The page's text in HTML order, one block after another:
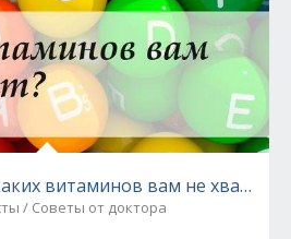
витаминов вам не хватает
/ Советы от доктора